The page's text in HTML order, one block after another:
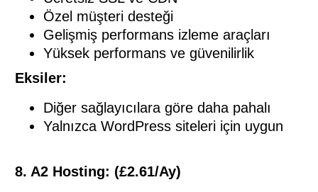
Özel müşteri desteği
Gelişmiş performans izleme araçları
Yüksek performans ve güvenilirlik
Eksiler:
Diğer sağlayıcılara göre daha pahalı
Yalnızca WordPress siteleri için uygun
8. A2 Hosting: (£2.61/Ay)